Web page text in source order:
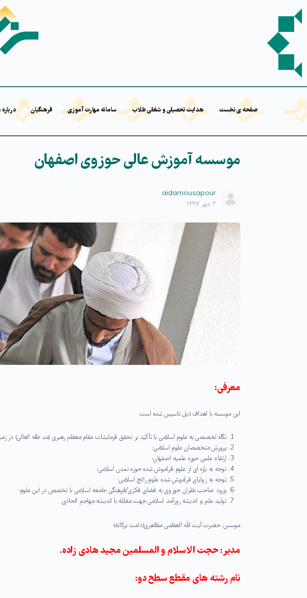
صفحه ی نخست هدایت تحصیلی و شغلی طلاب سامانه مهارت آموزی فرهنگیان درباره
موسسه آموزش عالی حوزوی اصفهان
aidamousapour
۳ مهر ۱۳۹۷
معرفی:
این موسسه با اهداف ذیل تاسیس شده است:
نگاه تخصصی به علوم اسلامی با تأکید بر تحقق فرمایشات مقام معظم رهبری (مد ظله العالی)
پرورش متخصصان علوم اسلامی؛
ارتقاء علمی حوزه علمیه اصفهان؛
توجه به پاره ای از علوم فراموش شده حوزه تمدن اسلامی؛
توجه به زوایای فراموش شده علوم رائج اسلامی؛
ورود صاحب نظران حوزوی به فضای فکری/فرهنگی جامعه اسلامی با تخصص در این علوم؛
تولید علم و اندیشه روزآمد اسلامی جهت مقابله با اندیشه مهاجم الحادی.
موسس: حضرت آیت الله العظمی مظاهری(دامت بركاته)
مدیر: حجت الاسلام و المسلمین مجید هادی زاده.
نام رشته های مقطع سطح دو: